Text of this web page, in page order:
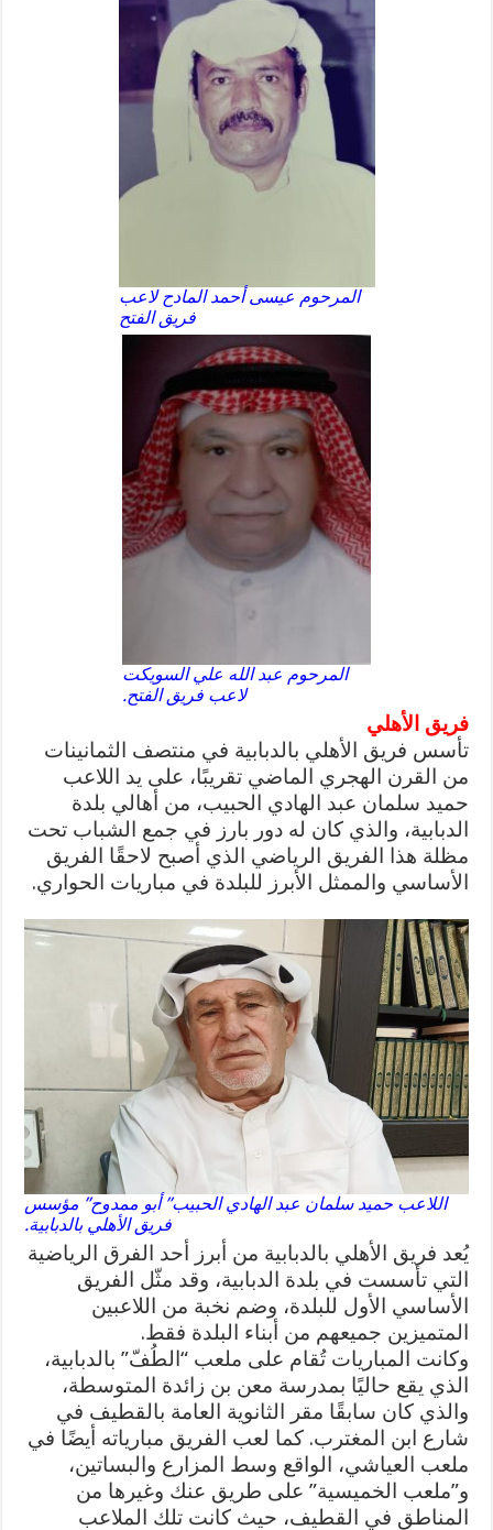
المرحوم عيسى أحمد المادح لاعب
فريق الفتح
المرحوم عبد الله علي السويكت
لاعب فريق الفتح.
فريق الأهلي
تأسس فريق الأهلي بالدبابية في منتصف الثمانينات
من القرن الهجري الماضي تقريبًا، على يد اللاعب
حميد سلمان عبد الهادي الحبيب، من أهالي بلدة
الدبابية، والذي كان له دور بارز في جمع الشباب تحت
مظلة هذا الفريق الرياضي الذي أصبح لاحقًا الفريق
الأساسي والممثل الأبرز للبلدة في مباريات الحواري.
اللاعب حميد سلمان عبد الهادي الحبيب” أبو ممدوح” مؤسس
فريق الأهلي بالدبابية.
يُعد فريق الأهلي بالدبابية من أبرز أحد الفرق الرياضية
التي تأسست في بلدة الدبابية، وقد مثّل الفريق
الأساسي الأول للبلدة، وضم نخبة من اللاعبين
المتميزين جميعهم من أبناء البلدة فقط.
وكانت المباريات تُقام على ملعب “الطُفّ” بالدبابية،
الذي يقع حاليًا بمدرسة معن بن زائدة المتوسطة،
والذي كان سابقًا مقر الثانوية العامة بالقطيف في
شارع ابن المغترب. كما لعب الفريق مبارياته أيضًا في
ملعب العياشي، الواقع وسط المزارع والبساتين،
و”ملعب الخميسية” على طريق عنك وغيرها من
المناطق في القطيف، حيث كانت تلك الملاعب